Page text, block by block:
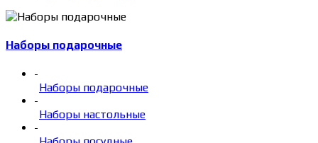
Наборы подарочные
-
Наборы подарочные
-
Наборы настольные
-